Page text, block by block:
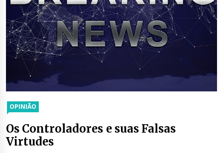
OPINIÃO
Os Controladores e suas Falsas
Virtudes